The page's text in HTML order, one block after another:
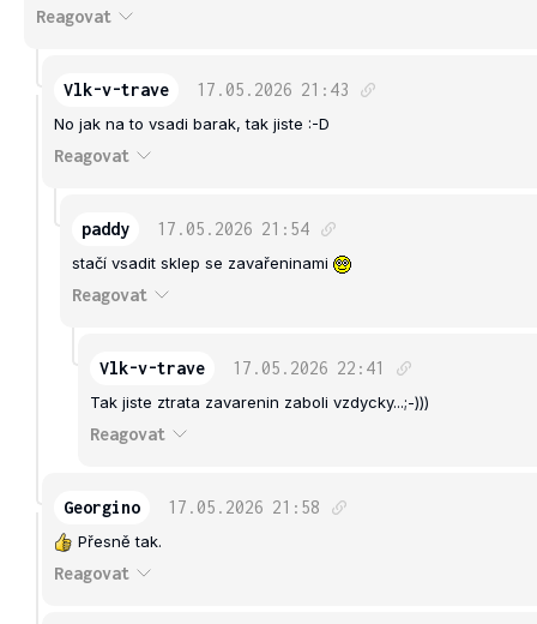
Reagovat
Vlk-v-trave 17.05.2026 21:43
No jak na to vsadi barak, tak jiste :-D
Reagovat
paddy 17.05.2026 21:54
stačí vsadit sklep se zavařeninami
Reagovat
Vlk-v-trave 17.05.2026 22:41
Tak jiste ztrata zavarenin zaboli vzdycky...;-)))
Reagovat
Georgino 17.05.2026 21:58
Přesně tak.
Reagovat